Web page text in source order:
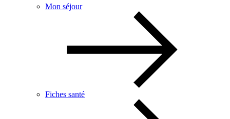
Mon séjour
Fiches santé